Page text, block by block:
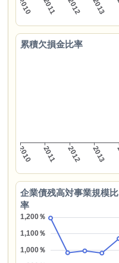
累積欠損金比率
企業債残高対事業規模比
率